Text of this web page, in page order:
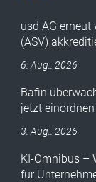
usd AG
(ASV)
6. Aug.. 2026
Bafin
jetzt
3. Aug.. 2026
KI-Omnibus –
für